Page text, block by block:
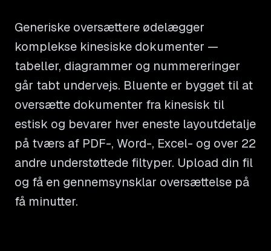
Generiske oversættere ødelægger
komplekse kinesiske dokumenter —
tabeller, diagrammer og nummereringer
går tabt undervejs. Bluente er bygget til at
oversætte dokumenter fra kinesisk til
estisk og bevarer hver eneste layoutdetalje
på tværs af PDF-, Word-, Excel- og over 22
andre understøttede filtyper. Upload din fil
og få en gennemsynsklar oversættelse på
få minutter.